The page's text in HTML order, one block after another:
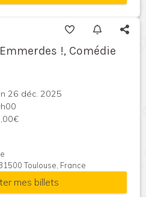
!, Comédie
26 déc. 2025
Toulouse, France
mes billets